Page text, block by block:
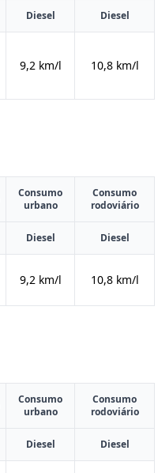
Diesel Diesel
9,2 km/l 10,8 km/l
Consumo
urbano
Consumo
rodoviário
Diesel Diesel
9,2 km/l 10,8 km/l
Consumo
urbano
Consumo
rodoviário
Diesel Diesel